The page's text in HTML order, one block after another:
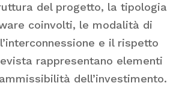
del progetto, la tipologia
coinvolti, le modalità di
e il rispetto
rappresentano elementi
dell’investimento.